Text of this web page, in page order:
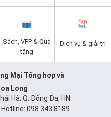
Sách, VPP & Quà
tặng
Dịch vụ & giải trí
Mại Tổng hợp và
Long
Hà, Q. Đống Đa, HN
098 343 8189